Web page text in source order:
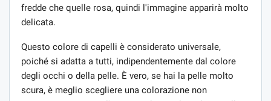
fredde che quelle rosa, quindi l'immagine apparirà molto
delicata.
Questo colore di capelli è considerato universale,
poiché si adatta a tutti, indipendentemente dal colore
degli occhi o della pelle. È vero, se hai la pelle molto
scura, è meglio scegliere una colorazione non